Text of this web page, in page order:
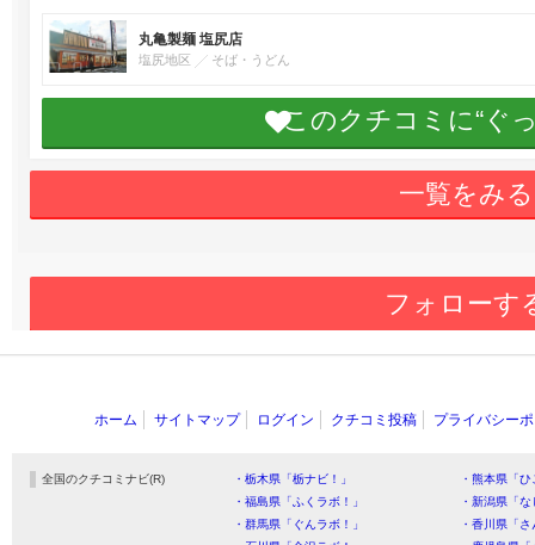
丸亀製麺 塩尻店
塩尻地区 そば・うどん
このクチコミに“ぐ
一覧をみる
フォローす
ホーム サイトマップ ログイン クチコミ投稿 プライバシー
全国のクチコミナビ(R) ・栃木県「栃ナビ！」
・熊本県「
・福島県「ふくラボ！」
・新潟県「
・群馬県「ぐんラボ！」
・香川県「